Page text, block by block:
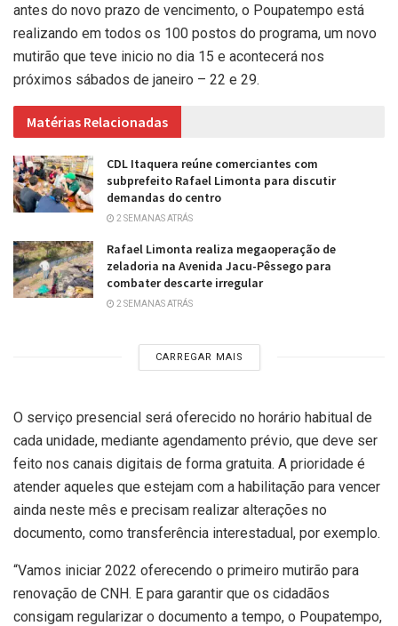
antes do novo prazo de vencimento, o Poupatempo está
realizando em todos os 100 postos do programa, um novo
mutirão que teve inicio no dia 15 e acontecerá nos
próximos sábados de janeiro – 22 e 29.
Matérias Relacionadas
CDL Itaquera reúne comerciantes com
subprefeito Rafael Limonta para discutir
demandas do centro
2 SEMANAS ATRÁS
Rafael Limonta realiza megaoperação de
zeladoria na Avenida Jacu-Pêssego para
combater descarte irregular
2 SEMANAS ATRÁS
CARREGAR MAIS
O serviço presencial será oferecido no horário habitual de
cada unidade, mediante agendamento prévio, que deve ser
feito nos canais digitais de forma gratuita. A prioridade é
atender aqueles que estejam com a habilitação para vencer
ainda neste mês e precisam realizar alterações no
documento, como transferência interestadual, por exemplo.
“Vamos iniciar 2022 oferecendo o primeiro mutirão para
renovação de CNH. E para garantir que os cidadãos
consigam regularizar o documento a tempo, o Poupatempo,